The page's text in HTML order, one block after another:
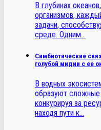
В глубинах
организмов,
задачи,
среде. Одним…
Симбиотические
голубой мидии с ее
В водных
образуют сложные
конкурируя за
находя пути к…